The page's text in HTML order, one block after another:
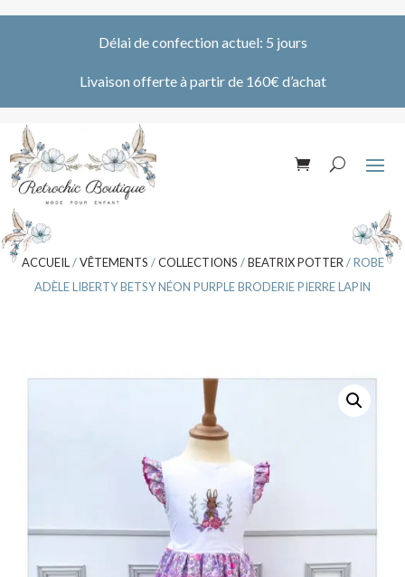
Délai de confection actuel: 5 jours
Livaison offerte à partir de 160€ d’achat
ACCUEIL /VÊTEMENTS /COLLECTIONS /BEATRIX POTTER / ROBE
ADÈLE LIBERTY BETSY NÉON PURPLE BRODERIE PIERRE LAPIN